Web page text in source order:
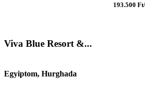
193.500
Viva Blue Resort &...
Egyiptom, Hurghada